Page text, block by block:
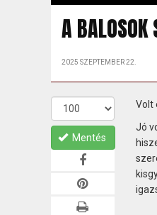
A BALOSOK
2025 SZEPTEMBER 22.
Mentés
Volt
Jó